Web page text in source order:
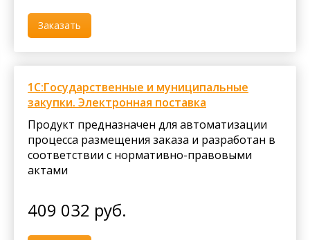
Заказать
1С:Государственные и муниципальные
закупки. Электронная поставка
Продукт предназначен для автоматизации
процесса размещения заказа и разработан в
соответствии с нормативно-правовыми
актами
409 032 руб.